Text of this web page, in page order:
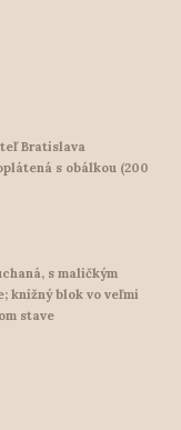
Bratislava
s obálkou (200
s maličkým
knižný blok vo veľmi
stave